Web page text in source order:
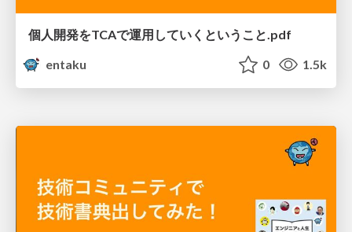
個人開発をTCAで運用していくということ.pdf
entaku
0 1.5k